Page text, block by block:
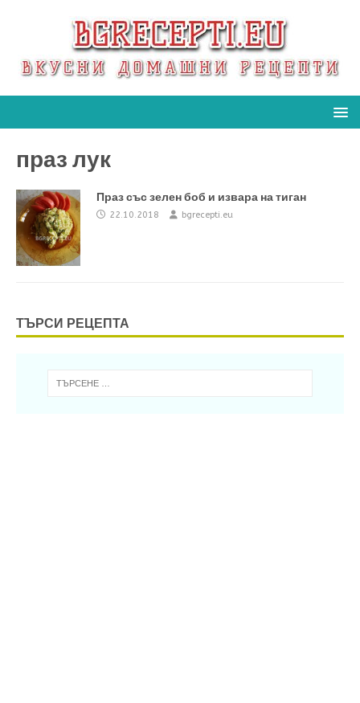
праз лук
Праз със зелен боб и извара на тиган
22.10.2018 bgrecepti.eu
ТЪРСИ РЕЦЕПТА